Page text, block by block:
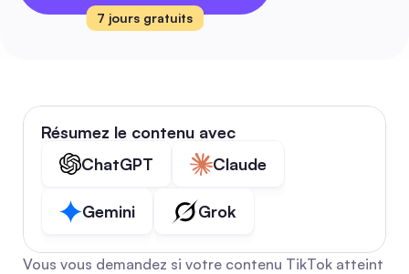
7 jours gratuits
Résumez le contenu avec
ChatGPT
Claude
Gemini Grok
Vous vous demandez si votre contenu TikTok atteint